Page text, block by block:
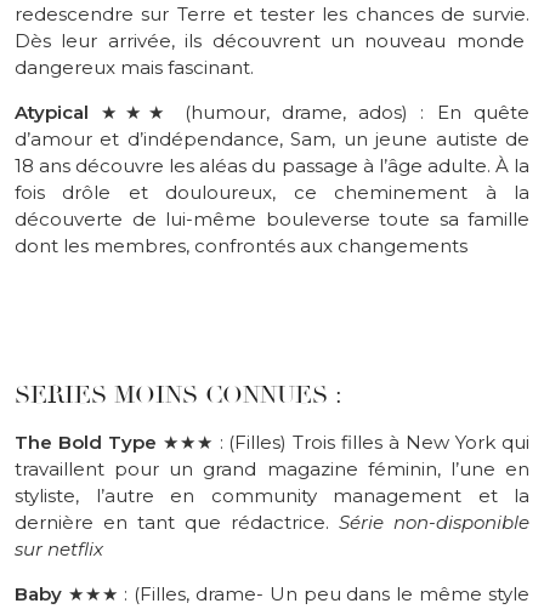
redescendre sur Terre et tester les chances de survie.
Dès leur arrivée, ils découvrent un nouveau monde
dangereux mais fascinant.
Atypical ★★ ★ (humour, drame, ados) : En quête
d’amour et d’indépendance, Sam, un jeune autiste de
18 ans découvre les aléas du passage à l’âge adulte. À la
fois drôle et douloureux, ce cheminement à la
découverte de lui-même bouleverse toute sa famille
dont les membres, confrontés aux changements
SERIES MOINS CONNUES :
The Bold Type ★★★ : (Filles) Trois filles à New York qui
travaillent pour un grand magazine féminin, l’une en
styliste, l’autre en communitymanagement et la
dernière en tant que rédactrice. Série non-disponible
surnetflix
Baby ★★★ : (Filles, drame- Un peu dans le même style